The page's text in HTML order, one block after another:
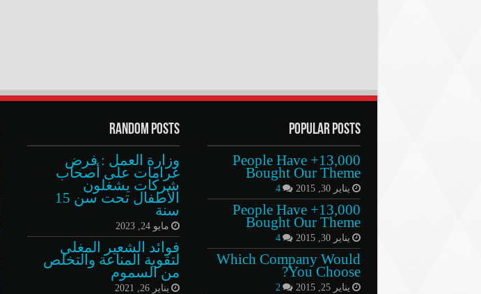
Popular Posts
13,000+ People Have
Bought Our Theme
يناير 30, 2015 4
13,000+ People Have
Bought Our Theme
يناير 30, 2015 4
Which Company Would
You Choose?
يناير 25, 2015 2
Random Posts
وزارة العمل : فرض
غرامات على أصحاب
شركات يشغلون
الأطفال تحت سن 15
سنة
مايو 24, 2023
فوائد الشعير المغلي
لتقوية المناعة والتخلص
من السموم
يناير 26, 2021